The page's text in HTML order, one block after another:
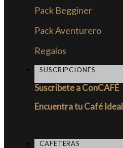
Pack Begginer
Pack Aventurero
Regalos
SUSCRIPCIONES
Suscribete a ConCAFÉ
Encuentra tu Café Ideal
CAFETERAS